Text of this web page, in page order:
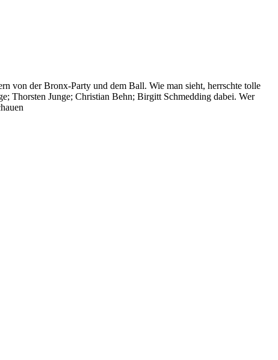
von der Bronx-Party und dem Ball. Wie man sieht, herrschte tolle
Thorsten Junge; Christian Behn; Birgitt Schmedding dabei. Wer